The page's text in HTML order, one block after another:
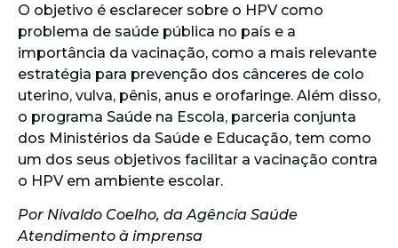
O objetivo é esclarecer sobre o HPV como
problema de saúde pública no país e a
importância da vacinação, como a mais relevante
estratégia para prevenção dos cânceres de colo
uterino, vulva, pênis, anus e orofaringe. Além disso,
o programa Saúde na Escola, parceria conjunta
dos Ministérios da Saúde e Educação, tem como
um dos seus objetivos facilitar a vacinação contra
o HPV em ambiente escolar.
Por Nivaldo Coelho, da Agência Saúde
Atendimento à imprensa